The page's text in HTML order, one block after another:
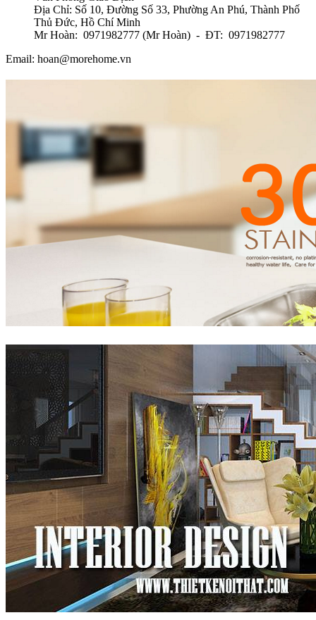
Địa Chỉ: Số 10, Đường Số 33, Phường An Phú, Thành Phố
Thủ Đức, Hồ Chí Minh
Mr Hoàn: 0971982777 (Mr Hoàn) - ĐT: 0971982777
Email: hoan@morehome.vn